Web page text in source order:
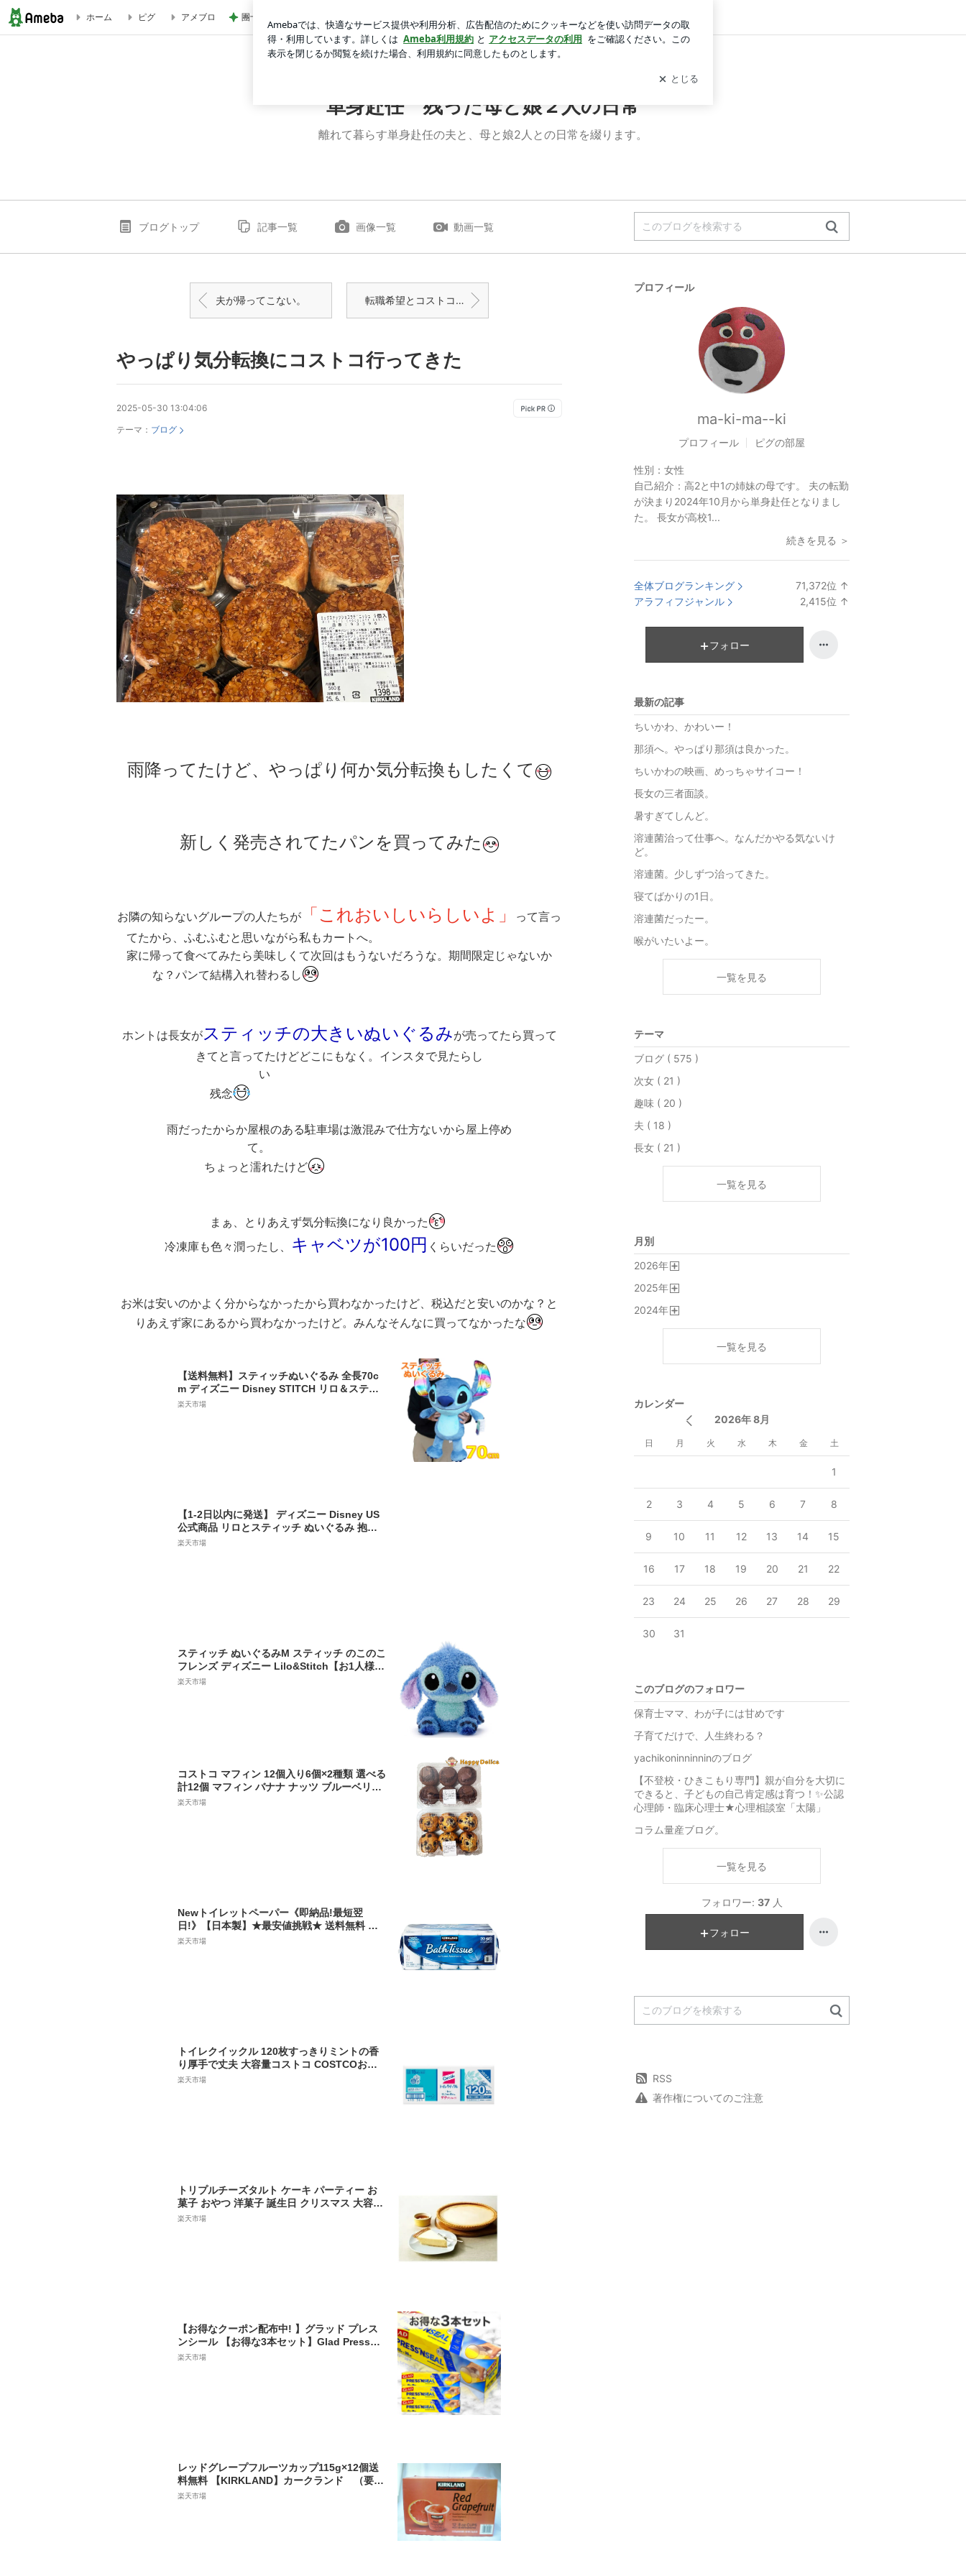
やっぱり気分転換にコストコ行ってきた | 単身赴任 残った母と娘２人の日常
ホーム ピグ アメブロ 團十郎 仲良しになった愛犬の姿 ログイン
単身赴任 残った母と娘２人の日常
離れて暮らす単身赴任の夫と、母と娘2人との日常を綴ります。
ブログトップ 記事一覧 画像一覧 動画一覧
夫が帰ってこない。 転職希望とコストコ行きたい。
やっぱり気分転換にコストコ行ってきた
2025-05-30 13:04:06
テーマ： ブログ
雨降ってたけど、やっぱり何か気分転換もしたくて
新しく発売されてたパンを買ってみた
お隣の知らないグループの人たちが 「これおいしいらしいよ」
って言っ
てたから、ふむふむと思いながら私もカートへ。
家に帰って食べてみたら美味しくて次回はもうないだろうな。期間限定じゃないか
な？パンて結構入れ替わるし
ホントは長女がスティッチの大きいぬいぐるみが売ってたら買って
きてと言ってたけどどこにもなく。インスタで見たらし
い
残念
雨だったからか屋根のある駐車場は激混みで仕方ないから屋上停め
て。
ちょっと濡れたけど
まぁ、とりあえず気分転換になり良かった
冷凍庫も色々潤ったし、 キャベツが100円 くらいだった
お米は安いのかよく分からなかったから買わなかったけど、税込だと安いのかな？と
りあえず家にあるから買わなかったけど。みんなそんなに買ってなかったな
【送料無料】スティッチぬいぐるみ 全長70c
m ディズニー Disney STITCH リロ＆スティ
ッチ かわいい 誕生日 クリスマス プレゼント
楽天市場
【1-2日以内に発送】 ディズニー Disney US
公式商品 リロとスティッチ ぬいぐるみ 抱き
枕 ピロー クッション 人形 おもちゃ 大サイズ
楽天市場
スティッチ ぬいぐるみM スティッチ のこのこ
フレンズ ディズニー Lilo&Stitch【お1人様1
点限り】
楽天市場
コストコ マフィン 12個入り6個×2種類 選べる
計12個 マフィン バナナ ナッツ ブルーベリー
チョコ チップ プレーン クランベリークラン
楽天市場
Newトイレットペーパー《即納品!最短翌
日!》【日本製】★最安値挑戦★ 送料無料 【K
IRK LAND カークランド】43.18m/30ロー
楽天市場
トイレクイックル 120枚すっきりミントの香
り厚手で丈夫 大容量コストコ COSTCOお買
物マラソンスーパーセールブラックフライデ
楽天市場
トリプルチーズタルト ケーキ パーティー お
菓子 おやつ 洋菓子 誕生日 クリスマス 大容量
食品 冷凍 種類 レシピ 炊飯器 簡単 バレンタイ
楽天市場
【お得なクーポン配布中! 】グラッド プレス
ンシール 【お得な3本セット】Glad Pressn'
Seal プレス＆シール プレスアンドシール ラ
楽天市場
レッドグレープフルーツカップ115g×12個送
料無料 【KIRKLAND】カークランド （要冷
蔵）【コストコ通販】グレープフルーツ グレ
楽天市場
プロフィール
ma-ki-ma--ki
プロフィール ピグの部屋
性別： 女性
自己紹介： 高2と中1の姉妹の母です。 夫の転勤
が決まり2024年10月から単身赴任となりまし
た。 長女が高校1...
続きを見る ＞
全体ブログランキング 71,372位 ↑
アラフィフジャンル 2,415位 ↑
フォロー
最新の記事
ちいかわ、かわいー！
那須へ。やっぱり那須は良かった。
ちいかわの映画、めっちゃサイコー！
長女の三者面談。
暑すぎてしんど。
溶連菌治って仕事へ。なんだかやる気ないけ
ど。
溶連菌。少しずつ治ってきた。
寝てばかりの1日。
溶連菌だったー。
喉がいたいよー。
一覧を見る
テーマ
ブログ ( 575 )
次女 ( 21 )
趣味 ( 20 )
夫 ( 18 )
長女 ( 21 )
一覧を見る
月別
2026年
2025年
2024年
一覧を見る
カレンダー
2026年 8月
日 月 火 水 木 金 土
1
2 3 4 5 6 7 8
9 10 11 12 13 14 15
16 17 18 19 20 21 22
23 24 25 26 27 28 29
30 31
このブログのフォロワー
保育士ママ、わが子には甘めです
子育てだけで、人生終わる？
yachikoninninninのブログ
【不登校・ひきこもり専門】親が自分を大切に
できると、子どもの自己肯定感は育つ！✨公認
心理師・臨床心理士★心理相談室「太陽」
コラム量産ブログ。
一覧を見る
フォロワー: 37 人
フォロー
RSS
著作権についてのご注意